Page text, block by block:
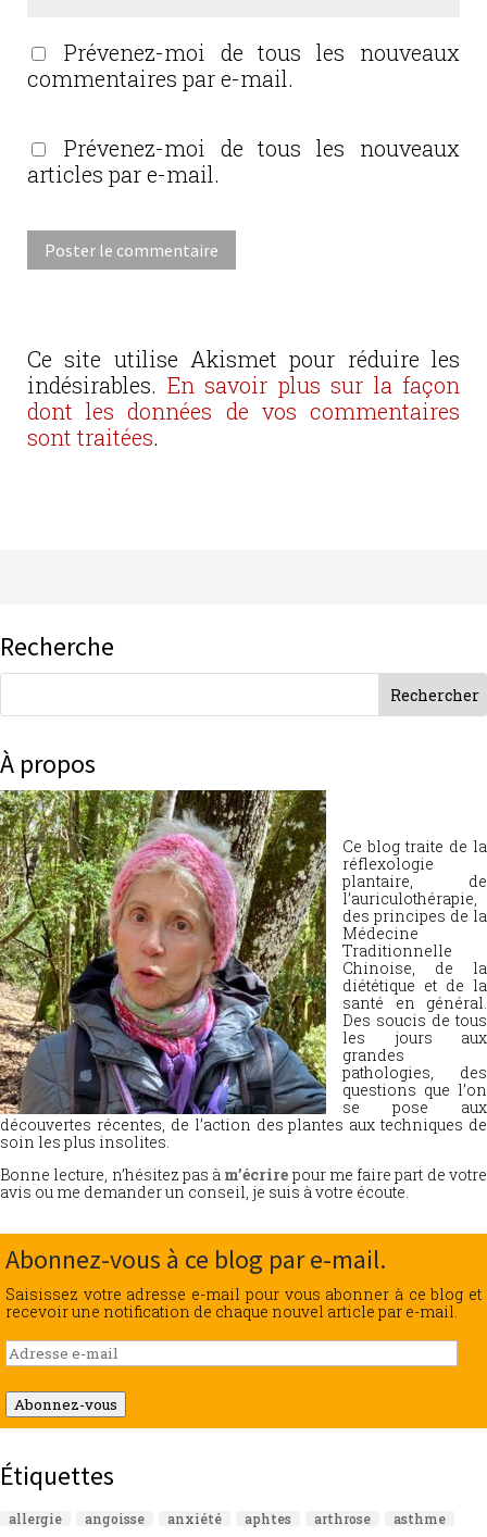
Prévenez-moi de tous les nouveaux
commentaires par e-mail.
Prévenez-moi de tous les nouveaux
articles par e-mail.
Ce site utilise Akismet pour réduire les
indésirables. En savoir plus sur la façon
dont les données de vos commentaires
sont traitées.
Recherche
À propos
Ce blog traite de la
réflexologie
plantaire, de
l’auriculothérapie,
des principes de la
Médecine
Traditionnelle
Chinoise, de la
diététique et de la
santé en général.
Des soucis de tous
les jours aux
grandes
pathologies, des
questions que l’on
se pose aux
découvertes récentes, de l’action des plantes aux techniques de
soin les plus insolites.
Bonne lecture, n’hésitez pas à m’écrire pour me faire part de votre
avis ou me demander un conseil, je suis à votre écoute.
Abonnez-vous à ce blog par e-mail.
Saisissez votre adresse e-mail pour vous abonner à ce blog et
recevoir une notification de chaque nouvel article par e-mail.
Adresse
e-
mail
Abonnez-vous
Étiquettes
allergie angoisse anxiété aphtes arthrose
asthme